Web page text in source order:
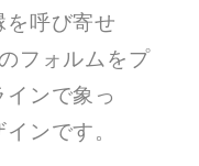
を呼び寄せ
フォルムをプ
ンで象っ
ンです。